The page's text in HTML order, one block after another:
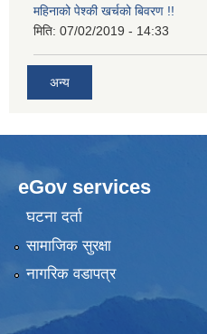
महिनाको पेश्की खर्चको बिवरण !!
मिति: 07/02/2019 - 14:33
अन्य
eGov services
घटना दर्ता
सामाजिक सुरक्षा
नागरिक वडापत्र